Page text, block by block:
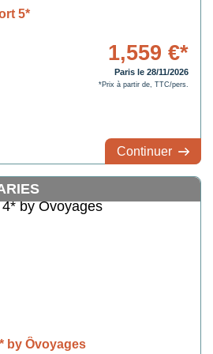
une atmosphère aussi hostile, des
temps a façonnées dans les entrailles de
pas cher aux Canaries !
5*
1,559 €*
Paris le 28/11/2026
*Prix à partir de, TTC/pers.
Continuer
by Ôvoyages